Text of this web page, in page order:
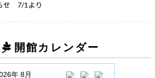
せ 7/1より
開館カレンダー
年 8月